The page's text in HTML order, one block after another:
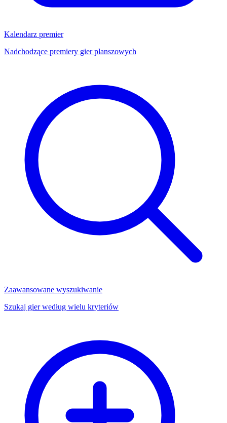
Kalendarz premier
Nadchodzące premiery gier planszowych
Zaawansowane wyszukiwanie
Szukaj gier według wielu kryteriów